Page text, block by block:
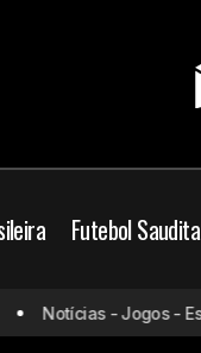
Futebol Saudita
Campeonato Brasileiro
do dia
Prováveis
Notícias - Jogos -